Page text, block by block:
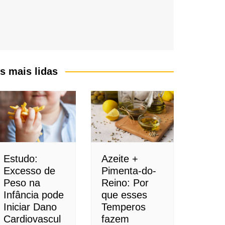
mais lidas
Estudo:
Excesso de
Peso na
Infância pode
Iniciar Dano
Cardiovascul
Azeite +
Pimenta-do-
Reino: Por
que esses
Temperos
fazem